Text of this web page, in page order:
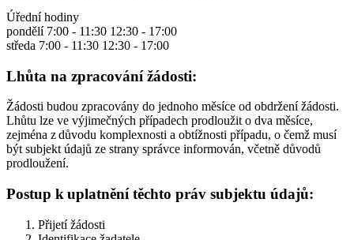
Úřední hodiny
pondělí 7:00 - 11:30 12:30 - 17:00
středa 7:00 - 11:30 12:30 - 17:00
Lhůta na zpracování žádosti:
Žádosti budou zpracovány do jednoho měsíce od obdržení žádosti.
Lhůtu lze ve výjimečných případech prodloužit o dva měsíce,
zejména z důvodu komplexnosti a obtížnosti případu, o čemž musí
být subjekt údajů ze strany správce informován, včetně důvodů
prodloužení.
Postup k uplatnění těchto práv subjektu údajů:
Přijetí žádosti